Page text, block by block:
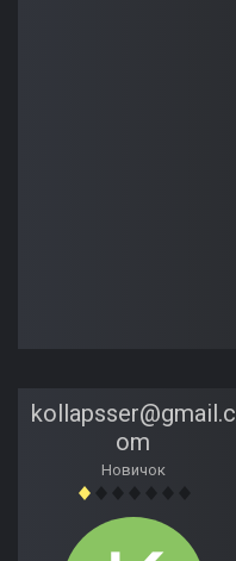
kollapsser@gmail.c
om
Новичок